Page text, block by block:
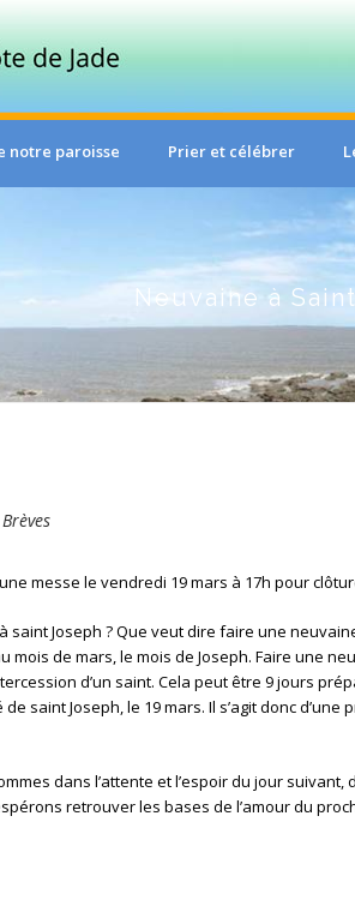
notre paroisse Prier et célébrer
Neuvaine à
Brèves
messe le vendredi 19 mars à 17h pour
Joseph ? Que veut dire faire une
mois de mars, le mois de Joseph. Faire une
d’un saint. Cela peut être 9 jours
saint Joseph, le 19 mars. Il s’agit donc
dans l’attente et l’espoir du jour
retrouver les bases de l’amour du